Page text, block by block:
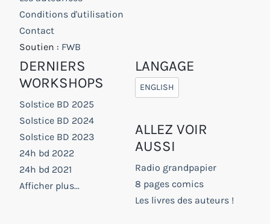
Conditions d'utilisation
Contact
Soutien : FWB
DERNIERS
WORKSHOPS
Solstice BD 2025
Solstice BD 2024
Solstice BD 2023
24h bd 2022
24h bd 2021
Afficher plus...
LANGAGE
ENGLISH
ALLEZ VOIR
AUSSI
Radio grandpapier
8 pages comics
Les livres des auteurs !